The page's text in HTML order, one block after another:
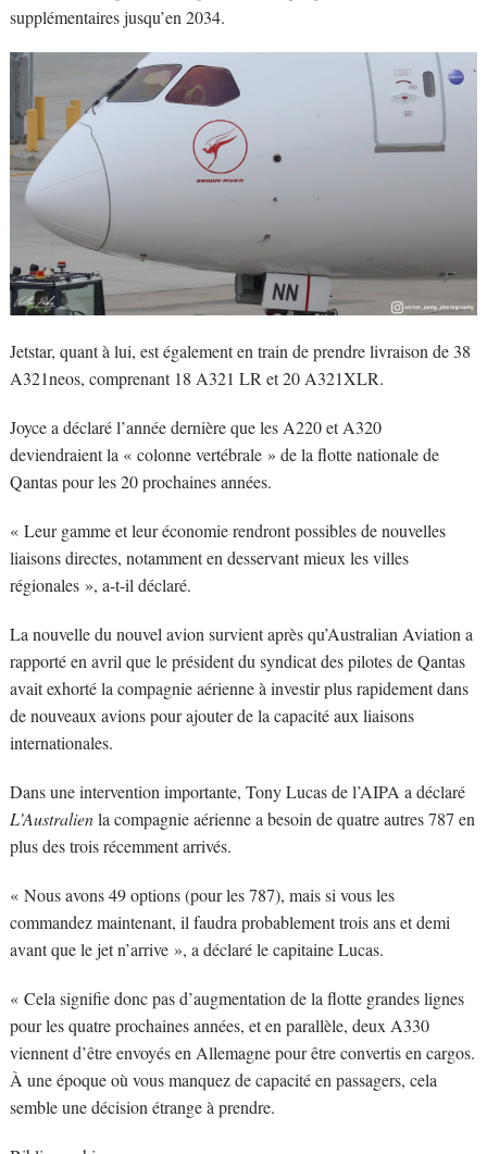
supplémentaires jusqu’en 2034.
Jetstar, quant à lui, est également en train de prendre livraison de 38
A321neos, comprenant 18 A321 LR et 20 A321XLR.
Joyce a déclaré l’année dernière que les A220 et A320
deviendraient la « colonne vertébrale » de la flotte nationale de
Qantas pour les 20 prochaines années.
« Leur gamme et leur économie rendront possibles de nouvelles
liaisons directes, notamment en desservant mieux les villes
régionales », a-t-il déclaré.
La nouvelle du nouvel avion survient après qu’Australian Aviation a
rapporté en avril que le président du syndicat des pilotes de Qantas
avait exhorté la compagnie aérienne à investir plus rapidement dans
de nouveaux avions pour ajouter de la capacité aux liaisons
internationales.
Dans une intervention importante, Tony Lucas de l’AIPA a déclaré
L’Australienla compagnie aérienne a besoin de quatre autres 787 en
plus des trois récemment arrivés.
« Nous avons 49 options (pour les 787), mais si vous les
commandez maintenant, il faudra probablement trois ans et demi
avant que le jet n’arrive », a déclaré le capitaine Lucas.
« Cela signifie donc pas d’augmentation de la flotte grandes lignes
pour les quatre prochaines années, et en parallèle, deux A330
viennent d’être envoyés en Allemagne pour être convertis en cargos.
À une époque où vous manquez de capacité en passagers, cela
semble une décision étrange à prendre.